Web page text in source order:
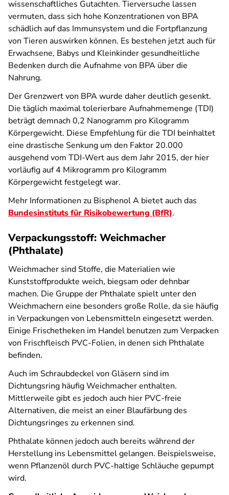
wissenschaftliches Gutachten. Tierversuche lassen
vermuten, dass sich hohe Konzentrationen von BPA
schädlich auf das Immunsystem und die Fortpflanzung
von Tieren auswirken können. Es bestehen jetzt auch für
Erwachsene, Babys und Kleinkinder gesundheitliche
Bedenken durch die Aufnahme von BPA über die
Nahrung.
Der Grenzwert von BPA wurde daher deutlich gesenkt.
Die täglich maximal tolerierbare Aufnahmemenge (TDI)
beträgt demnach 0,2 Nanogramm pro Kilogramm
Körpergewicht. Diese Empfehlung für die TDI beinhaltet
eine drastische Senkung um den Faktor 20.000
ausgehend vom TDI-Wert aus dem Jahr 2015, der hier
vorläufig auf 4 Mikrogramm pro Kilogramm
Körpergewicht festgelegt war.
Mehr Informationen zu Bisphenol A bietet auch das
Bundesinstituts für Risikobewertung (BfR).
Verpackungsstoff: Weichmacher
(Phthalate)
Weichmacher sind Stoffe, die Materialien wie
Kunststoffprodukte weich, biegsam oder dehnbar
machen. Die Gruppe der Phthalate spielt unter den
Weichmachern eine besonders große Rolle, da sie häufig
in Verpackungen von Lebensmitteln eingesetzt werden.
Einige Frischetheken im Handel benutzen zum Verpacken
von Frischfleisch PVC-Folien, in denen sich Phthalate
befinden.
Auch im Schraubdeckel von Gläsern sind im
Dichtungsring häufig Weichmacher enthalten.
Mittlerweile gibt es jedoch auch hier PVC-freie
Alternativen, die meist an einer Blaufärbung des
Dichtungsringes zu erkennen sind.
Phthalate können jedoch auch bereits während der
Herstellung ins Lebensmittel gelangen. Beispielsweise,
wenn Pflanzenöl durch PVC-haltige Schläuche gepumpt
wird.